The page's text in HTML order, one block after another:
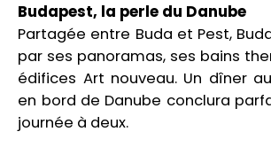
Budapest, la perle du Danube
Partagée entre Buda et Pest,
par ses panoramas, ses bains
édifices Art nouveau. Un dîner
en bord de Danube conclura
journée à deux.